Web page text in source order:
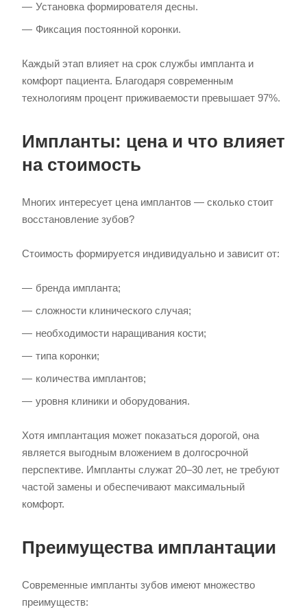
Установка формирователя десны.
Фиксация постоянной коронки.
Каждый этап влияет на срок службы импланта и
комфорт пациента. Благодаря современным
технологиям процент приживаемости превышает 97%.
Импланты: цена и что влияет
на стоимость
Многих интересует цена имплантов — сколько стоит
восстановление зубов?
Стоимость формируется индивидуально и зависит от:
бренда импланта;
сложности клинического случая;
необходимости наращивания кости;
типа коронки;
количества имплантов;
уровня клиники и оборудования.
Хотя имплантация может показаться дорогой, она
является выгодным вложением в долгосрочной
перспективе. Импланты служат 20–30 лет, не требуют
частой замены и обеспечивают максимальный
комфорт.
Преимущества имплантации
Современные импланты зубов имеют множество
преимуществ: